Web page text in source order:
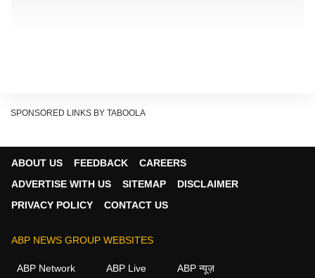
किया था नाम
SPONSORED LINKS BY TABOOLA
ABOUT US FEEDBACK
CAREERS
ADVERTISE WITH US
SITEMAP
DISCLAIMER
PRIVACY POLICY
CONTACT US
ABP NEWS GROUP WEBSITES
ABP Network ABP Live ABP न्यूज़